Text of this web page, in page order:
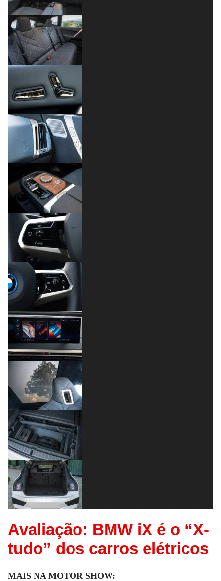
Avaliação: BMW iX é o “X-
tudo” dos carros elétricos
MAIS NA MOTOR SHOW: